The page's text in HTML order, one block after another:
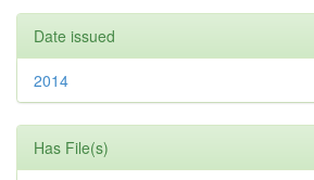
Date issued
2014
Has File(s)